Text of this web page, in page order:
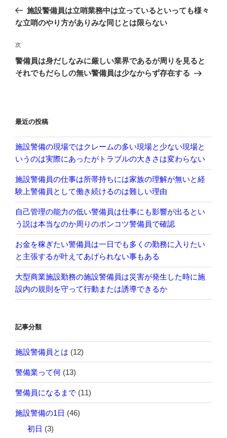
ナ
ゲ
ー
シ
の
投
施設警備員は立哨業務中は立っているといっても様々
な立哨のやり方がありみな同じとは限らない
次
の
投
次
警備員は身だしなみに厳しい業界であるが周りを見ると
それでもだらしの無い警備員は少なからず存在する
最近の投稿
施設警備の現場ではクレームの多い現場と少ない現場と
いうのは実際にあったがトラブルの大きさは変わらない
施設警備員の仕事は所帯持ちには家族の理解が無いと経
験上警備員として働き続けるのは難しい理由
自己管理の能力の低い警備員は仕事にも影響が出るとい
う説は本当なのか周りのポンコツ警備員で確認
お金を稼ぎたい警備員は一日でも多くの勤務に入りたい
と主張するが叶えてあげられない事もある
大型商業施設勤務の施設警備員は災害が発生した時に施
設内の規則を守って行動または誘導できるか
記事分類
施設警備員とは (12)
警備業って何 (13)
警備員になるまで (11)
施設警備の1日 (46)
初日 (3)